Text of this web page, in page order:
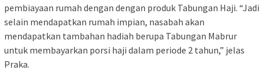
pembiayaan rumah dengan dengan produk Tabungan Haji. “Jadi
selain mendapatkan rumah impian, nasabah akan
mendapatkan tambahan hadiah berupa Tabungan Mabrur
untuk membayarkan porsi haji dalam periode 2 tahun,” jelas
Praka.